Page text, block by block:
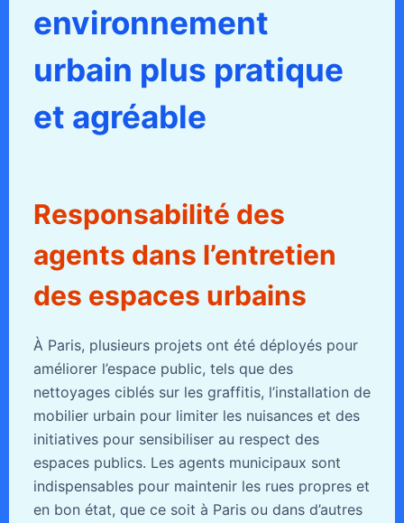
environnement
urbain plus pratique
et agréable
Responsabilité des
agents dans l’entretien
des espaces urbains
À Paris, plusieurs projets ont été déployés pour
améliorer l’espace public, tels que des
nettoyages ciblés sur les graffitis, l’installation de
mobilier urbain pour limiter les nuisances et des
initiatives pour sensibiliser au respect des
espaces publics. Les agents municipaux sont
indispensables pour maintenir les rues propres et
en bon état, que ce soit à Paris ou dans d’autres